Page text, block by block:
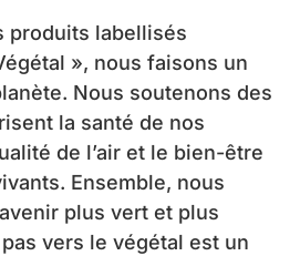
produits labellisés
», nous faisons un
Nous soutenons des
la santé de nos
de l’air et le bien-être
Ensemble, nous
plus vert et plus
vers le végétal est un